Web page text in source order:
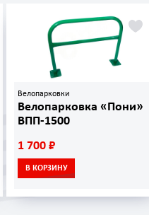
Велопарковки
Велопарковка «Пони»
ВПП-1500
1 700 ₽
В КОРЗИНУ